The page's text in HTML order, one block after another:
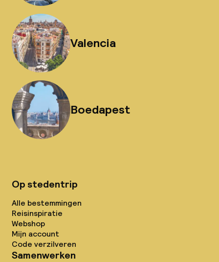
Valencia
Boedapest
Op stedentrip
Alle bestemmingen
Reisinspiratie
Webshop
Mijn account
Code verzilveren
Samenwerken